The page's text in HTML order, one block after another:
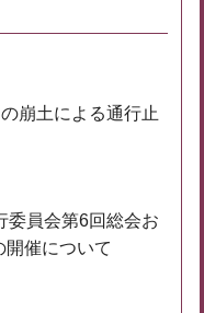
崩土による通行止
委員会第6回総会お
開催について